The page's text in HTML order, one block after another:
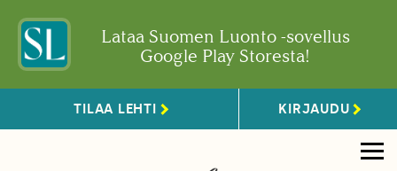
Lataa Suomen Luonto -sovellus
Google Play Storesta!
TILAA LEHTI KIRJAUDU